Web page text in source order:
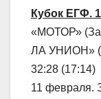
Кубок ЕГФ.
«МОТОР»
ЛА УНИОН»
32:28 (17:14)
11 февраля.